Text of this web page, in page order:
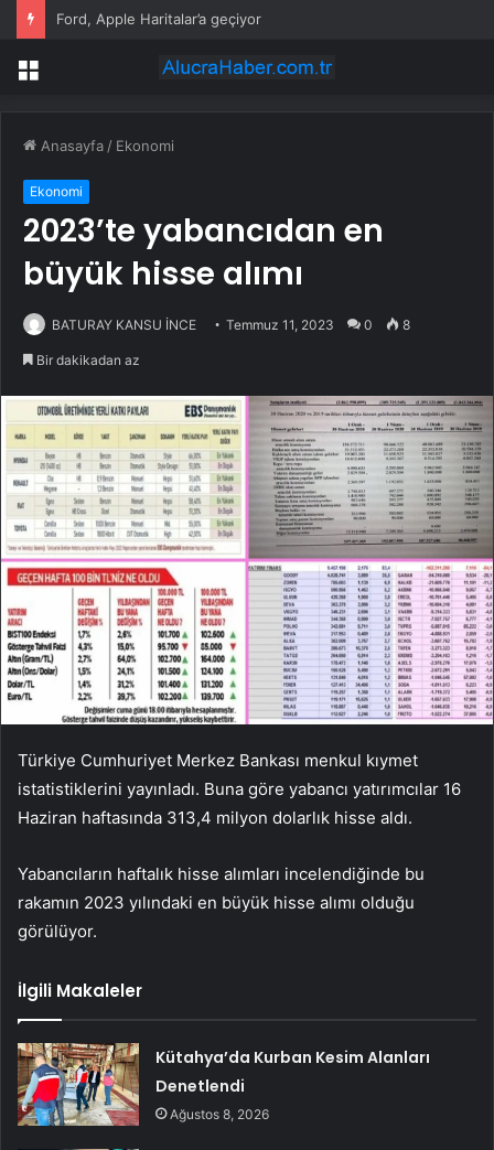
Ford, Apple Haritalar’a geçiyor
Menü
Anasayfa / Ekonomi
Ekonomi
2023’te yabancıdan en
büyük hisse alımı
BATURAY KANSU İNCE Temmuz 11, 2023 0 8
Bir dakikadan az
Türkiye Cumhuriyet Merkez Bankası menkul kıymet
istatistiklerini yayınladı. Buna göre yabancı yatırımcılar 16
Haziran haftasında 313,4 milyon dolarlık hisse aldı.
Yabancıların haftalık hisse alımları incelendiğinde bu
rakamın 2023 yılındaki en büyük hisse alımı olduğu
görülüyor.
İlgili Makaleler
Kütahya’da Kurban Kesim Alanları
Denetlendi
Ağustos 8, 2026